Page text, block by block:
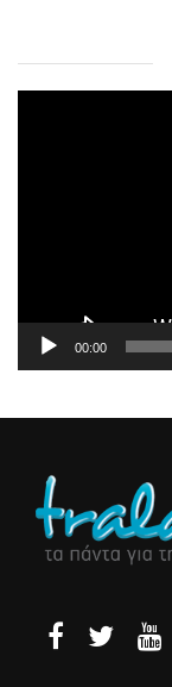
00:00